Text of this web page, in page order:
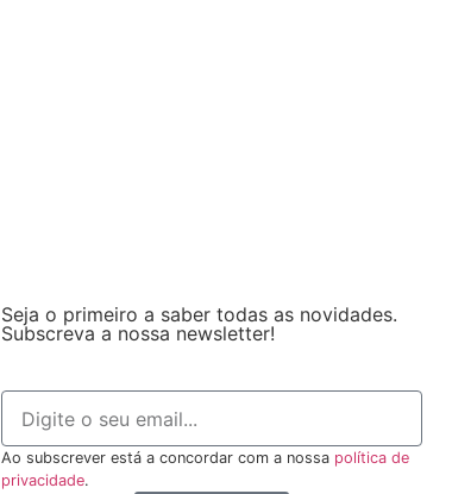
Seja o primeiro a saber todas as novidades.
Subscreva a nossa newsletter!
Ao subscrever está a concordar com a nossa política de
privacidade.